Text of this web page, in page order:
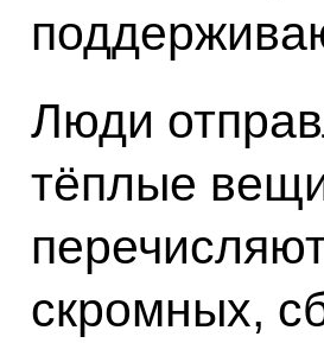
Люди
тёплые
скромных,